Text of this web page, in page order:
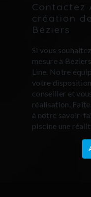
Contactez
création
Béziers
Si vous
mesure à
Line. Notre
votre
conseiller et
réalisation.
à notre savoir-
piscine une